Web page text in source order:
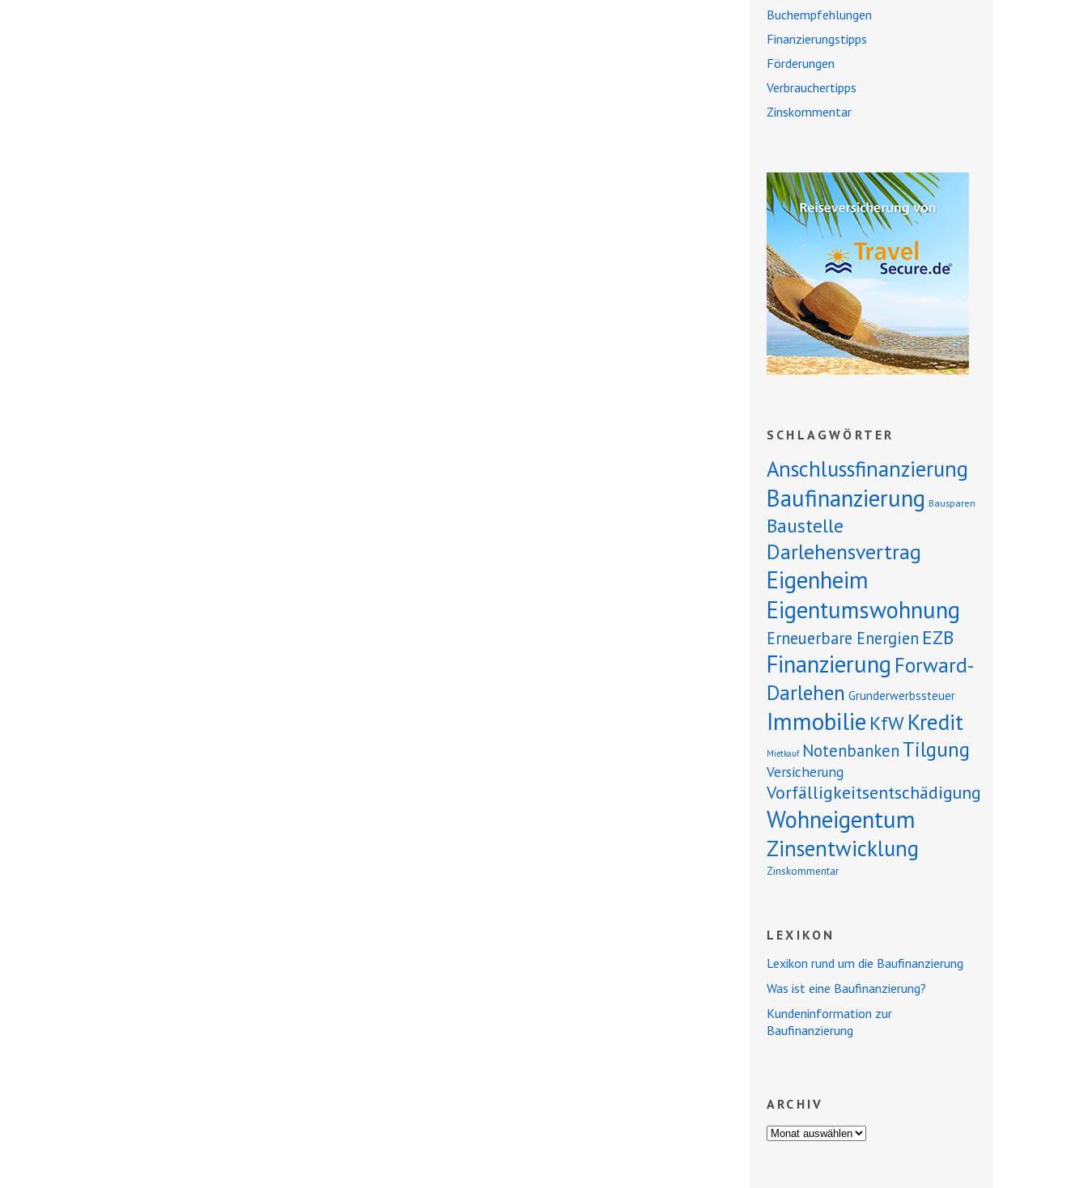
Buchempfehlungen
Finanzierungstipps
Förderungen
Verbrauchertipps
Zinskommentar
SCHLAGWÖRTER
Anschlussfinanzierung
Baufinanzierung Bausparen
Baustelle
Darlehensvertrag
Eigenheim
Eigentumswohnung
Erneuerbare Energien EZB
Finanzierung Forward-
Darlehen Grunderwerbssteuer
Immobilie KfWKredit
Mietkauf Notenbanken Tilgung
Versicherung
Vorfälligkeitsentschädigung
Wohneigentum
Zinsentwicklung
Zinskommentar
LEXIKON
Lexikon rund um die Baufinanzierung
Was ist eine Baufinanzierung?
Kundeninformation zur
Baufinanzierung
ARCHIV